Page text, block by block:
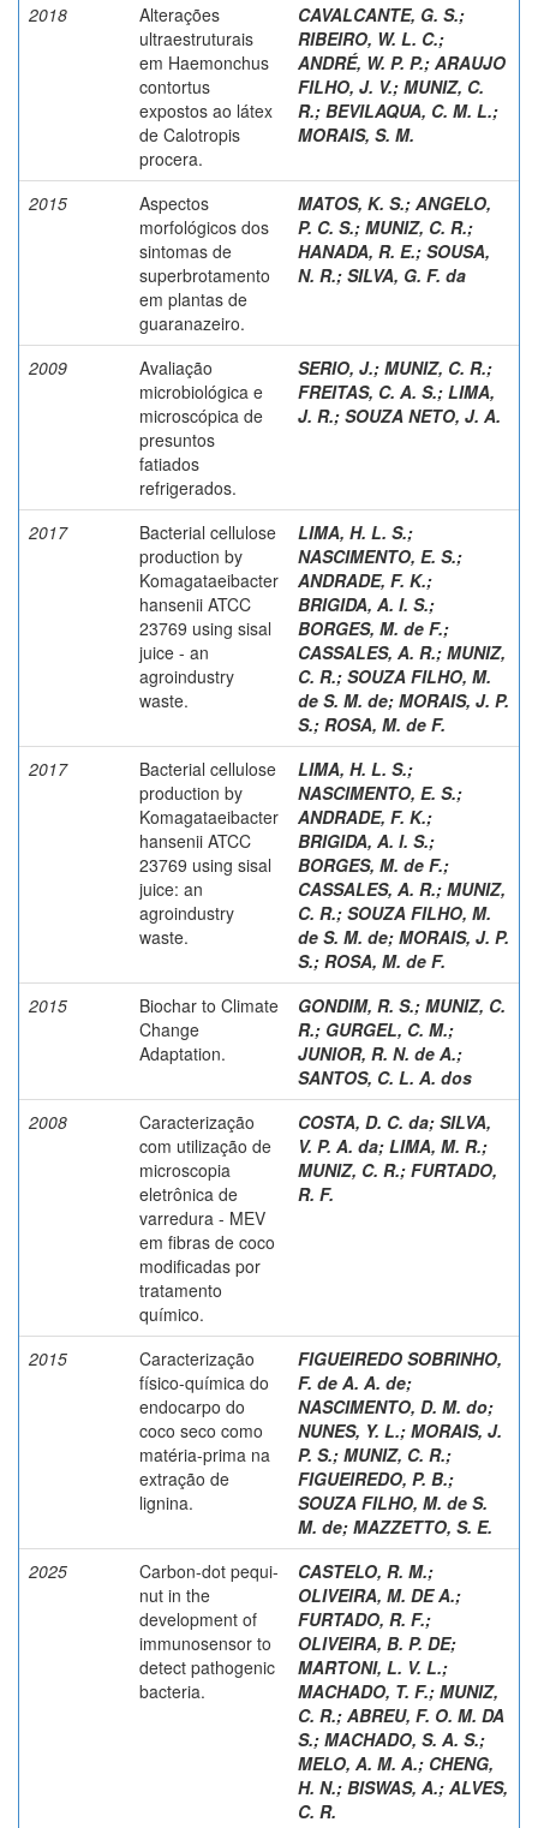
2018
Alterações
ultraestruturais
em Haemonchus
contortus
expostos ao látex
de Calotropis
procera.
CAVALCANTE, G. S.;
RIBEIRO, W. L. C.;
ANDRÉ, W. P. P.; ARAUJO
FILHO, J. V.; MUNIZ, C.
R.; BEVILAQUA, C. M. L.;
MORAIS, S. M.
2015
Aspectos
morfológicos dos
sintomas de
superbrotamento
em plantas de
guaranazeiro.
MATOS, K. S.; ANGELO,
P. C. S.; MUNIZ, C. R.;
HANADA, R. E.; SOUSA,
N. R.; SILVA, G. F. da
2009
Avaliação
microbiológica e
microscópica de
presuntos
fatiados
refrigerados.
SERIO, J.; MUNIZ, C. R.;
FREITAS, C. A. S.; LIMA,
J. R.; SOUZA NETO, J. A.
2017
Bacterial cellulose
production by
Komagataeibacter
hansenii ATCC
23769 using sisal
juice - an
agroindustry
waste.
LIMA, H. L. S.;
NASCIMENTO, E. S.;
ANDRADE, F. K.;
BRIGIDA, A. I. S.;
BORGES, M. de F.;
CASSALES, A. R.; MUNIZ,
C. R.; SOUZA FILHO, M.
de S. M. de; MORAIS, J. P.
S.; ROSA, M. de F.
2017
Bacterial cellulose
production by
Komagataeibacter
hansenii ATCC
23769 using sisal
juice: an
agroindustry
waste.
LIMA, H. L. S.;
NASCIMENTO, E. S.;
ANDRADE, F. K.;
BRIGIDA, A. I. S.;
BORGES, M. de F.;
CASSALES, A. R.; MUNIZ,
C. R.; SOUZA FILHO, M.
de S. M. de; MORAIS, J. P.
S.; ROSA, M. de F.
2015
Biochar to Climate
Change
Adaptation.
GONDIM, R. S.; MUNIZ, C.
R.; GURGEL, C. M.;
JUNIOR, R. N. de A.;
SANTOS, C. L. A. dos
2008
Caracterização
com utilização de
microscopia
eletrônica de
varredura - MEV
em fibras de coco
modificadas por
tratamento
químico.
COSTA, D. C. da; SILVA,
V. P. A. da; LIMA, M. R.;
MUNIZ, C. R.; FURTADO,
R. F.
2015
Caracterização
físico-química do
endocarpo do
coco seco como
matéria-prima na
extração de
lignina.
FIGUEIREDO SOBRINHO,
F. de A. A. de;
NASCIMENTO, D. M. do;
NUNES, Y. L.; MORAIS, J.
P. S.; MUNIZ, C. R.;
FIGUEIREDO, P. B.;
SOUZA FILHO, M. de S.
M. de; MAZZETTO, S. E.
2025
Carbon-dot pequi-
nut in the
development of
immunosensor to
detect pathogenic
bacteria.
CASTELO, R. M.;
OLIVEIRA, M. DE A.;
FURTADO, R. F.;
OLIVEIRA, B. P. DE;
MARTONI, L. V. L.;
MACHADO, T. F.; MUNIZ,
C. R.; ABREU, F. O. M. DA
S.; MACHADO, S. A. S.;
MELO, A. M. A.; CHENG,
H. N.; BISWAS, A.; ALVES,
C. R.